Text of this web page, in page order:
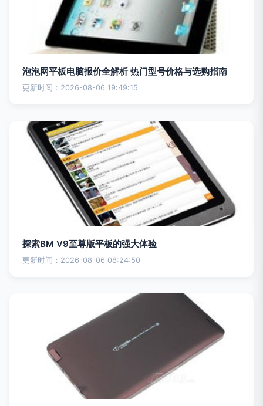
泡泡网平板电脑报价全解析 热门型号价格与选购指南
更新时间：2026-08-06 19:49:15
探索BM V9至尊版平板的强大体验
更新时间：2026-08-06 08:24:50